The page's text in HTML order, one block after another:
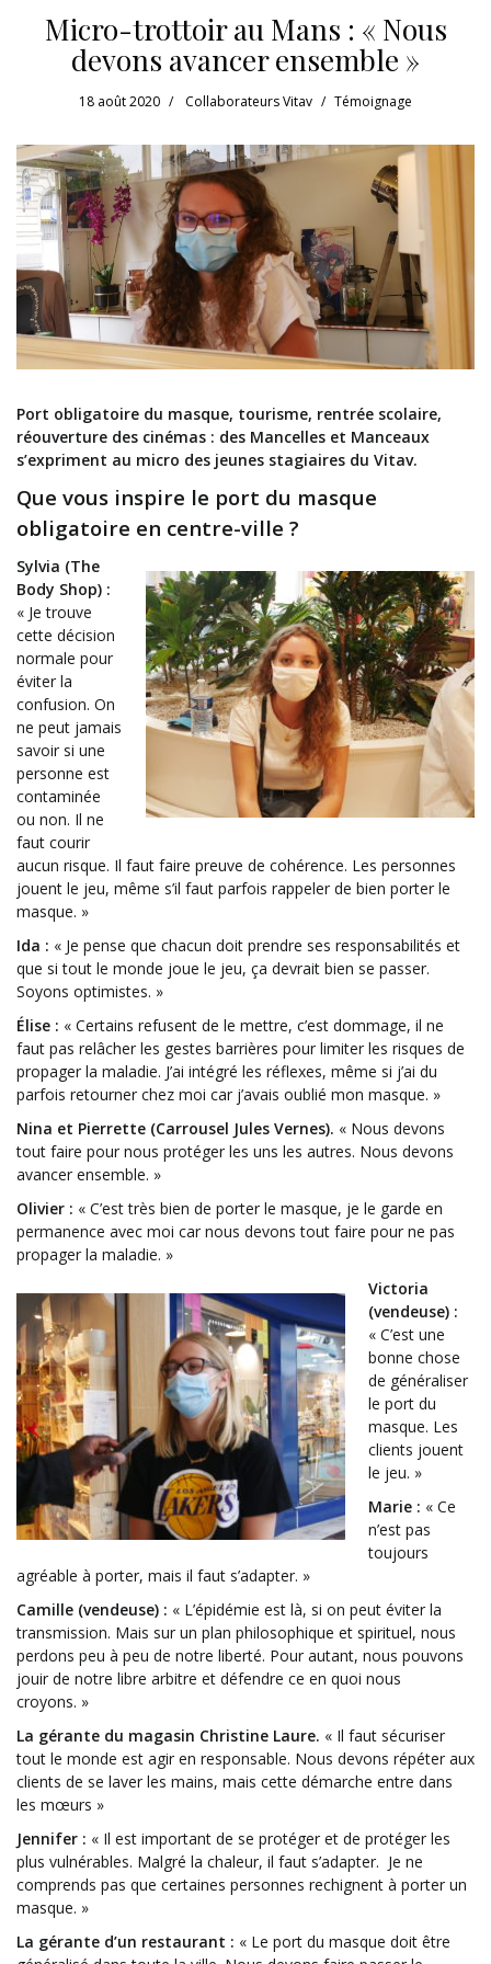
Micro-trottoir au Mans : « Nous
devons avancer ensemble »
18 août 2020 Collaborateurs Vitav Témoignage
Port obligatoire du masque, tourisme, rentrée scolaire,
réouverture des cinémas : des Mancelles et Manceaux
s’expriment au micro des jeunes stagiaires du Vitav.
Que vous inspire le port du masque
obligatoire en centre-ville ?
Sylvia (The
Body Shop) :
« Je trouve
cette décision
normale pour
éviter la
confusion. On
ne peut jamais
savoir si une
personne est
contaminée
ou non. Il ne
faut courir
aucun risque. Il faut faire preuve de cohérence. Les personnes
jouent le jeu, même s’il faut parfois rappeler de bien porter le
masque. »
Ida : « Je pense que chacun doit prendre ses responsabilités et
que si tout le monde joue le jeu, ça devrait bien se passer.
Soyons optimistes. »
Élise : « Certains refusent de le mettre, c’est dommage, il ne
faut pas relâcher les gestes barrières pour limiter les risques de
propager la maladie. J’ai intégré les réflexes, même si j’ai du
parfois retourner chez moi car j’avais oublié mon masque. »
Nina et Pierrette (Carrousel Jules Vernes). « Nous devons
tout faire pour nous protéger les uns les autres. Nous devons
avancer ensemble. »
Olivier : « C’est très bien de porter le masque, je le garde en
permanence avec moi car nous devons tout faire pour ne pas
propager la maladie. »
Victoria
(vendeuse) :
« C’est une
bonne chose
de généraliser
le port du
masque. Les
clients jouent
le jeu. »
Marie : « Ce
n’est pas
toujours
agréable à porter, mais il faut s’adapter. »
Camille (vendeuse) : « L’épidémie est là, si on peut éviter la
transmission. Mais sur un plan philosophique et spirituel, nous
perdons peu à peu de notre liberté. Pour autant, nous pouvons
jouir de notre libre arbitre et défendre ce en quoi nous
croyons. »
La gérante du magasin Christine Laure. « Il faut sécuriser
tout le monde est agir en responsable. Nous devons répéter aux
clients de se laver les mains, mais cette démarche entre dans
les mœurs »
Jennifer : « Il est important de se protéger et de protéger les
plus vulnérables. Malgré la chaleur, il faut s’adapter. Je ne
comprends pas que certaines personnes rechignent à porter un
masque. »
La gérante d’un restaurant : « Le port du masque doit être